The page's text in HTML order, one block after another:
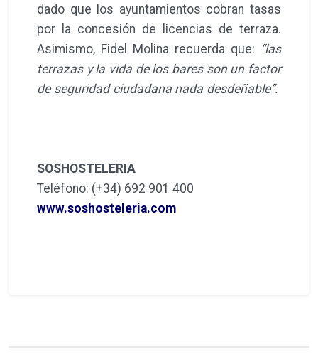
dado que los ayuntamientos cobran tasas
por la concesión de licencias de terraza.
Asimismo, Fidel Molina recuerda que: “las
terrazas y la vida de los bares son un factor
de seguridad ciudadana nada desdeñable”.
SOSHOSTELERIA
Teléfono: (+34) 692 901 400
www.soshosteleria.com